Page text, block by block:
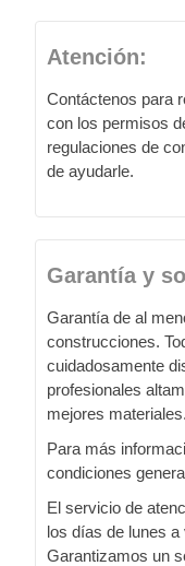
Atención:
Contáctenos para
con los permisos
regulaciones de
de ayudarle.
Garantía y
Garantía de al
construcciones.
cuidadosamente
profesionales
mejores materiales.
Para más
condiciones
El servicio de
los días de lunes a
Garantizamos un